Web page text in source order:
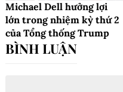
Michael Dell hưởng lợi
lớn trong nhiệm kỳ thứ 2
của Tổng thống Trump